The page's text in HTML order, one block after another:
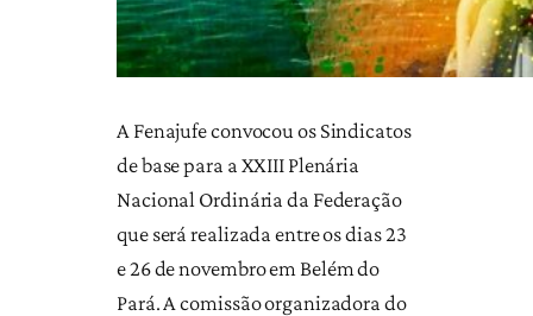
A Fenajufe convocou os Sindicatos
de base para a XXIII Plenária
Nacional Ordinária da Federação
que será realizada entre os dias 23
e 26 de novembro em Belém do
Pará. A comissão organizadora do